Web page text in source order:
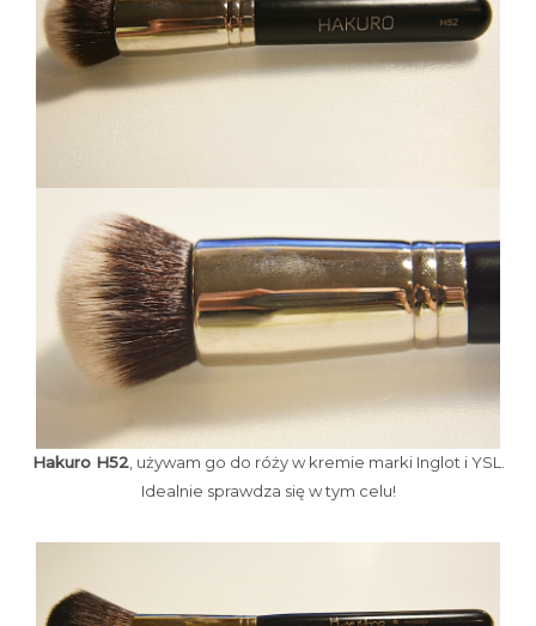
Hakuro H52, używam go do róży w kremie marki Inglot i YSL.
Idealnie sprawdza się w tym celu!